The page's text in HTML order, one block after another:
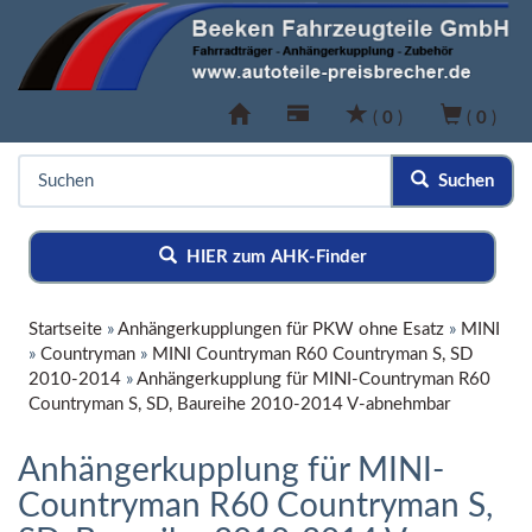
( 0 ) ( 0 )
Suchen
HIER zum AHK-Finder
Startseite » Anhängerkupplungen für PKW ohne Esatz » MINI
» Countryman » MINI Countryman R60 Countryman S, SD
2010-2014 » Anhängerkupplung für MINI-Countryman R60
Countryman S, SD, Baureihe 2010-2014 V-abnehmbar
Anhängerkupplung für MINI-
Countryman R60 Countryman S,